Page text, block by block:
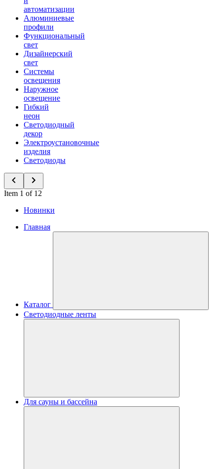
автоматизации
Алюминиевые
профили
Функциональный
свет
Дизайнерский
свет
Системы
освещения
Наружное
освещение
Гибкий
неон
Светодиодный
декор
Электроустановочные
изделия
Светодиоды
Item 1 of 12
Новинки
Главная
Каталог
Светодиодные ленты
Для сауны и бассейна